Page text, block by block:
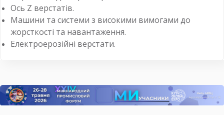
Ось Z верстатів.
Машини та системи з високими вимогами до
жорсткості та навантаження.
Електроерозійні верстати.